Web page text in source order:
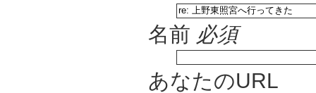
名前 必須
あなたのURL